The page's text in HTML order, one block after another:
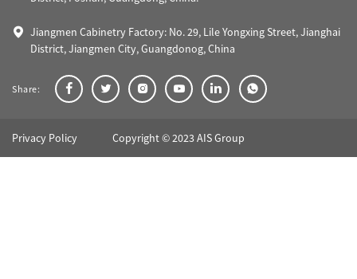
Jiangmen Cabinetry Factory: No. 29, Lile Yongxing Street, Jianghai
District, Jiangmen City, Guangdonog, China
Share:
Privacy Policy Copyright © 2023 AIS Group